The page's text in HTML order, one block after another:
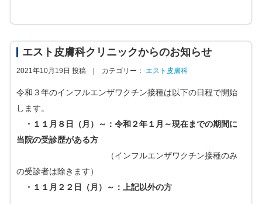
エスト皮膚科クリニックからのお知らせ
2021年10月19日 投稿 | カテゴリー：エスト皮膚科
令和３年のインフルエンザワクチン接種は以下の日程で開始
します。
・１１月８日（月）～：令和２年１月～現在までの期間に
当院の受診歴がある方
（インフルエンザワクチン接種のみ
の受診者は除きます）
・１１月２２日（月）～：上記以外の方